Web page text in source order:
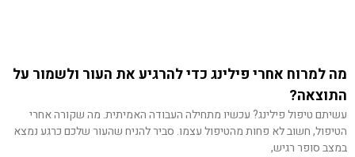
מה למרוח אחרי פילינג כדי להרגיע את העור ולשמור על
התוצאה?
עשיתם טיפול פילינג? עכשיו מתחילה העבודה האמיתית. מה שקורה אחרי
הטיפול, חשוב לא פחות מהטיפול עצמו. סביר להניח שהעור שלכם כרגע נמצא
במצב סופר רגיש,